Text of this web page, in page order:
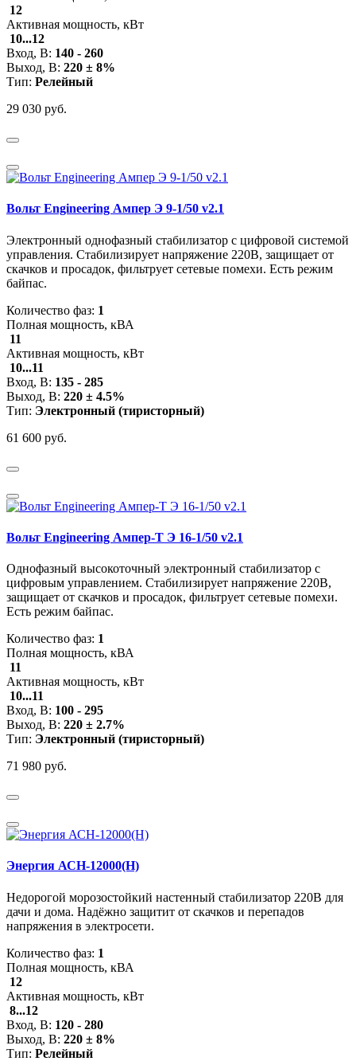
12
Активная мощность, кВт
10...12
Вход, В: 140 - 260
Выход, В: 220 ± 8%
Тип: Релейный
29 030 руб.
Вольт Engineering Ампер Э 9-1/50 v2.1
Электронный однофазный стабилизатор с цифровой системой
управления. Стабилизирует напряжение 220В, защищает от
скачков и просадок, фильтрует сетевые помехи. Есть режим
байпас.
Количество фаз: 1
Полная мощность, кВА
11
Активная мощность, кВт
10...11
Вход, В: 135 - 285
Выход, В: 220 ± 4.5%
Тип: Электронный (тиристорный)
61 600 руб.
Вольт Engineering Ампер-Т Э 16-1/50 v2.1
Однофазный высокоточный электронный стабилизатор с
цифровым управлением. Стабилизирует напряжение 220В,
защищает от скачков и просадок, фильтрует сетевые помехи.
Есть режим байпас.
Количество фаз: 1
Полная мощность, кВА
11
Активная мощность, кВт
10...11
Вход, В: 100 - 295
Выход, В: 220 ± 2.7%
Тип: Электронный (тиристорный)
71 980 руб.
Энергия АСН-12000(Н)
Недорогой морозостойкий настенный стабилизатор 220В для
дачи и дома. Надёжно защитит от скачков и перепадов
напряжения в электросети.
Количество фаз: 1
Полная мощность, кВА
12
Активная мощность, кВт
8...12
Вход, В: 120 - 280
Выход, В: 220 ± 8%
Тип: Релейный